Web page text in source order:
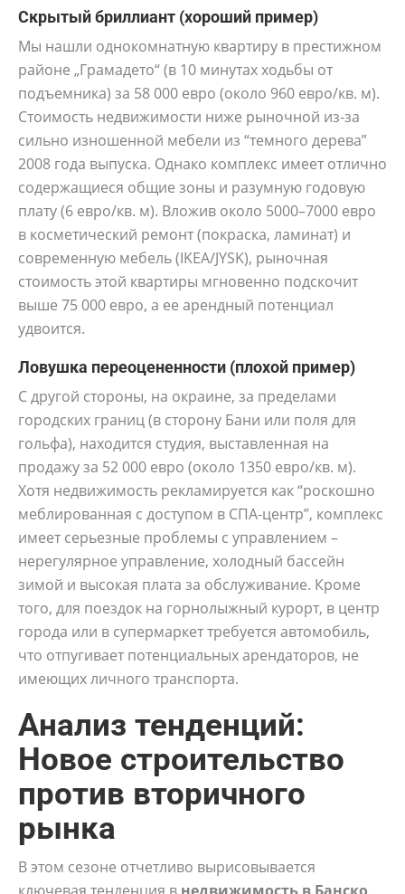
Скрытый бриллиант (хороший пример)
Мы нашли однокомнатную квартиру в престижном
районе „Грамадето“ (в 10 минутах ходьбы от
подъемника) за 58 000 евро (около 960 евро/кв. м).
Стоимость недвижимости ниже рыночной из-за
сильно изношенной мебели из “темного дерева”
2008 года выпуска. Однако комплекс имеет отлично
содержащиеся общие зоны и разумную годовую
плату (6 евро/кв. м). Вложив около 5000–7000 евро
в косметический ремонт (покраска, ламинат) и
современную мебель (IKEA/JYSK), рыночная
стоимость этой квартиры мгновенно подскочит
выше 75 000 евро, а ее арендный потенциал
удвоится.
Ловушка переоцененности (плохой пример)
С другой стороны, на окраине, за пределами
городских границ (в сторону Бани или поля для
гольфа), находится студия, выставленная на
продажу за 52 000 евро (около 1350 евро/кв. м).
Хотя недвижимость рекламируется как “роскошно
меблированная с доступом в СПА-центр”, комплекс
имеет серьезные проблемы с управлением –
нерегулярное управление, холодный бассейн
зимой и высокая плата за обслуживание. Кроме
того, для поездок на горнолыжный курорт, в центр
города или в супермаркет требуется автомобиль,
что отпугивает потенциальных арендаторов, не
имеющих личного транспорта.
Анализ тенденций:
Новое строительство
против вторичного
рынка
В этом сезоне отчетливо вырисовывается